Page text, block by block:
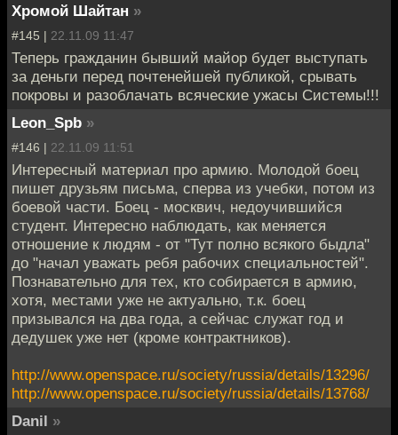
Хромой Шайтан »
#145 | 22.11.09 11:47
Теперь гражданин бывший майор будет выступать
за деньги перед почтенейшей публикой, срывать
покровы и разоблачать всяческие ужасы Системы!!!
Leon_Spb »
#146 | 22.11.09 11:51
Интересный материал про армию. Молодой боец
пишет друзьям письма, сперва из учебки, потом из
боевой части. Боец - москвич, недоучившийся
студент. Интересно наблюдать, как меняется
отношение к людям - от "Тут полно всякого быдла"
до "начал уважать ребя рабочих специальностей".
Познавательно для тех, кто собирается в армию,
хотя, местами уже не актуально, т.к. боец
призывался на два года, а сейчас служат год и
дедушек уже нет (кроме контрактников).
http://www.openspace.ru/society/russia/details/13296/
http://www.openspace.ru/society/russia/details/13768/
Danil »